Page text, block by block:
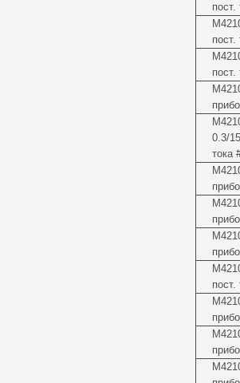
пост.
пост.
пост.
0.3/
тока
пост.